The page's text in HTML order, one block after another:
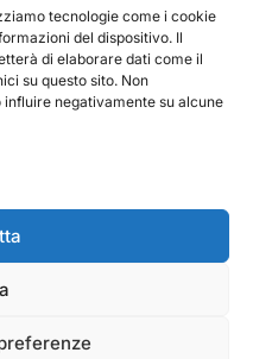
tecnologie come i cookie
del dispositivo. Il
di elaborare dati come il
su questo sito. Non
negativamente su alcune